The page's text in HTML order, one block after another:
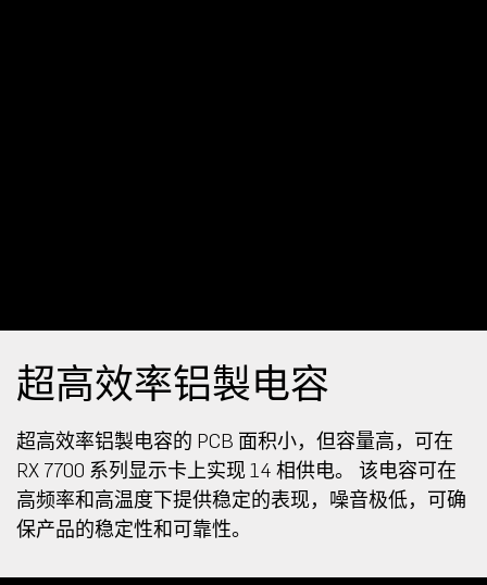
超高效率铝製电容
超高效率铝製电容的 PCB 面积小，但容量高，可在
RX 7700 系列显示卡上实现 14 相供电。 该电容可在
高频率和高温度下提供稳定的表现，噪音极低，可确
保产品的稳定性和可靠性。